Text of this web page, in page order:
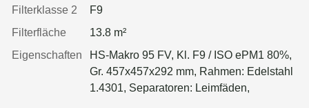
Filterklasse 2
F9
Filterfläche
13.8 m²
Eigenschaften
HS-Makro 95 FV, Kl. F9 / ISO ePM1 80%,
Gr. 457x457x292 mm, Rahmen: Edelstahl
1.4301, Separatoren: Leimfäden,